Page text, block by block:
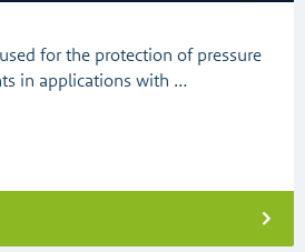
for the protection of pressure
in applications with …